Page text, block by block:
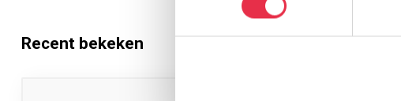
Recent bekeken